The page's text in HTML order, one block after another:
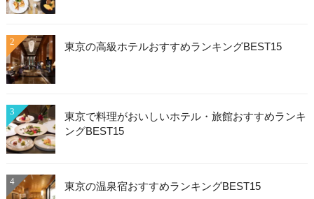
2 東京の高級ホテルおすすめランキングBEST15
3
東京で料理がおいしいホテル・旅館おすすめランキ
ングBEST15
4 東京の温泉宿おすすめランキングBEST15